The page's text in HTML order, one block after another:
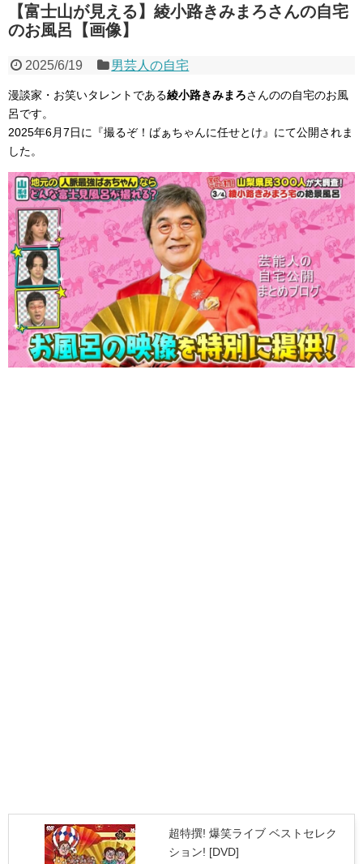
【富士山が見える】綾小路きみまろさんの自宅
のお風呂【画像】
2025/6/19 男芸人の自宅
漫談家・お笑いタレントである綾小路きみまろさんのの自宅のお風
呂です。
2025年6月7日に『撮るぞ！ばぁちゃんに任せとけ』にて公開されま
した。
超特撰! 爆笑ライブ ベストセレク
ション! [DVD]